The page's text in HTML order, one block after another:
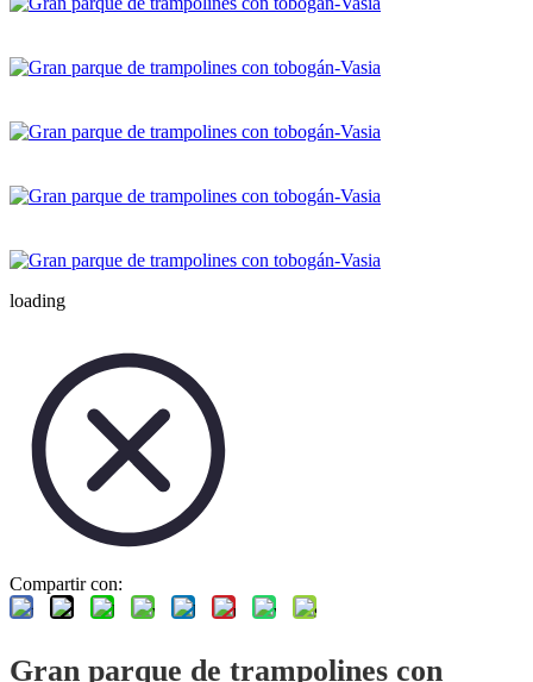
loading
Compartir con:
Gran parque de trampolines con